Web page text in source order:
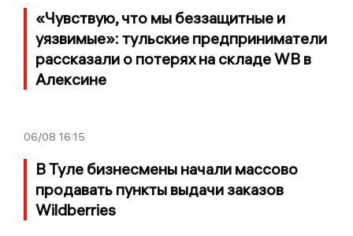
«Чувствую, что мы беззащитные и
уязвимые»: тульские предприниматели
рассказали о потерях на складе WB в
Алексине
06/08 16:15
В Туле бизнесмены начали массово
продавать пункты выдачи заказов
Wildberries